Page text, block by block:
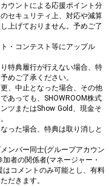
ウントによる応援ポイント分
セキュリティ上、対応や減算
上げておりません。予めご了
・コンテスト等にアップル
特典履行が行えない場合、特
めご了承ください。
、中止となった場合、その他
あっても、SHOWROOM株式
ツまたはShow Gold、現金そ
った場合、特典は取り消しと
ンバー同士(グループアカウン
者の関係者(マネージャー・
コメントのみ可能とし、有料
だきます。